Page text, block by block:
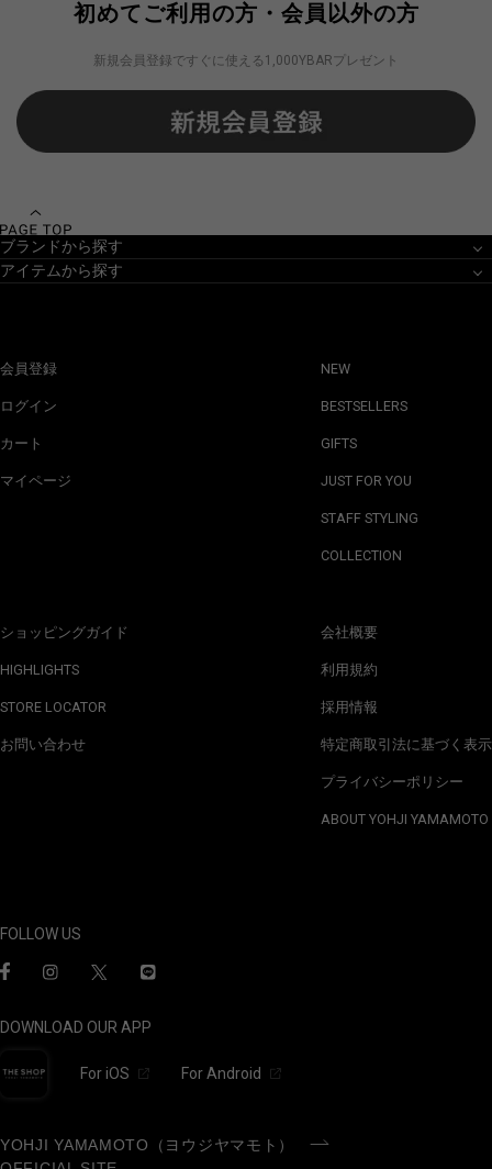
初めてご利用の方・会員以外の方
新規会員登録ですぐに使える1,000YBARプレゼント
ブランドから探す
アイテムから探す
会員登録
ログイン
カート
マイページ
ショッピングガイド
HIGHLIGHTS
STORE LOCATOR
お問い合わせ
NEW
BESTSELLERS
GIFTS
JUST FOR YOU
STAFF STYLING
COLLECTION
会社概要
利用規約
採用情報
特定商取引法に基づく表示
プライバシーポリシー
ABOUT YOHJI YAMAMOTO
FOLLOW US
DOWNLOAD OUR APP
For iOS For Android
YOHJI YAMAMOTO（ヨウジヤマモト）